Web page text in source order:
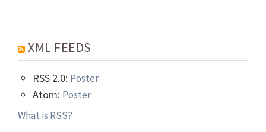
XML FEEDS
RSS 2.0: Poster
Atom: Poster
What is RSS?